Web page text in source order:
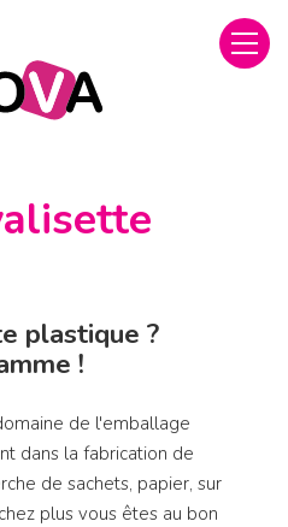
plastique ?
!
de l'emballage
dans la fabrication de
de sachets, papier, sur
plus vous êtes au bon